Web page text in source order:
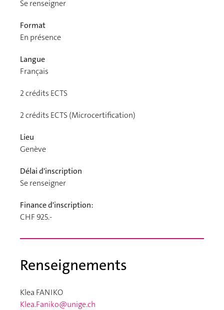
Se renseigner
Format
En présence
Langue
Français
2crédits ECTS
2crédits ECTS (Microcertification)
Lieu
Genève
Délai d'inscription
Se renseigner
Finance d'inscription:
CHF 925.-
Renseignements
Klea FANIKO
Klea.Faniko@unige.ch